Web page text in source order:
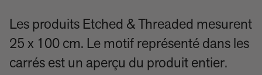
Les produits Etched & Threaded mesurent
25 x 100 cm. Le motif représenté dans les
carrés est un aperçu du produit entier.